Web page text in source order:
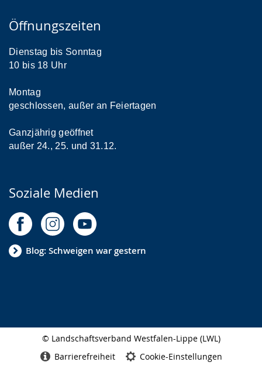
Öffnungszeiten
Dienstag bis Sonntag
10 bis 18 Uhr
Montag
geschlossen, außer an Feiertagen
Ganzjährig geöffnet
außer 24., 25. und 31.12.
Soziale Medien
Blog: Schweigen war gestern
© Landschaftsverband Westfalen-Lippe (LWL)
Barrierefreiheit Cookie-Einstellungen